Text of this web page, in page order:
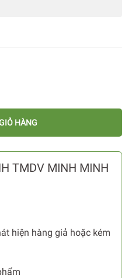
HÀNG
TMDV MINH MINH
hiện hàng giả hoặc kém